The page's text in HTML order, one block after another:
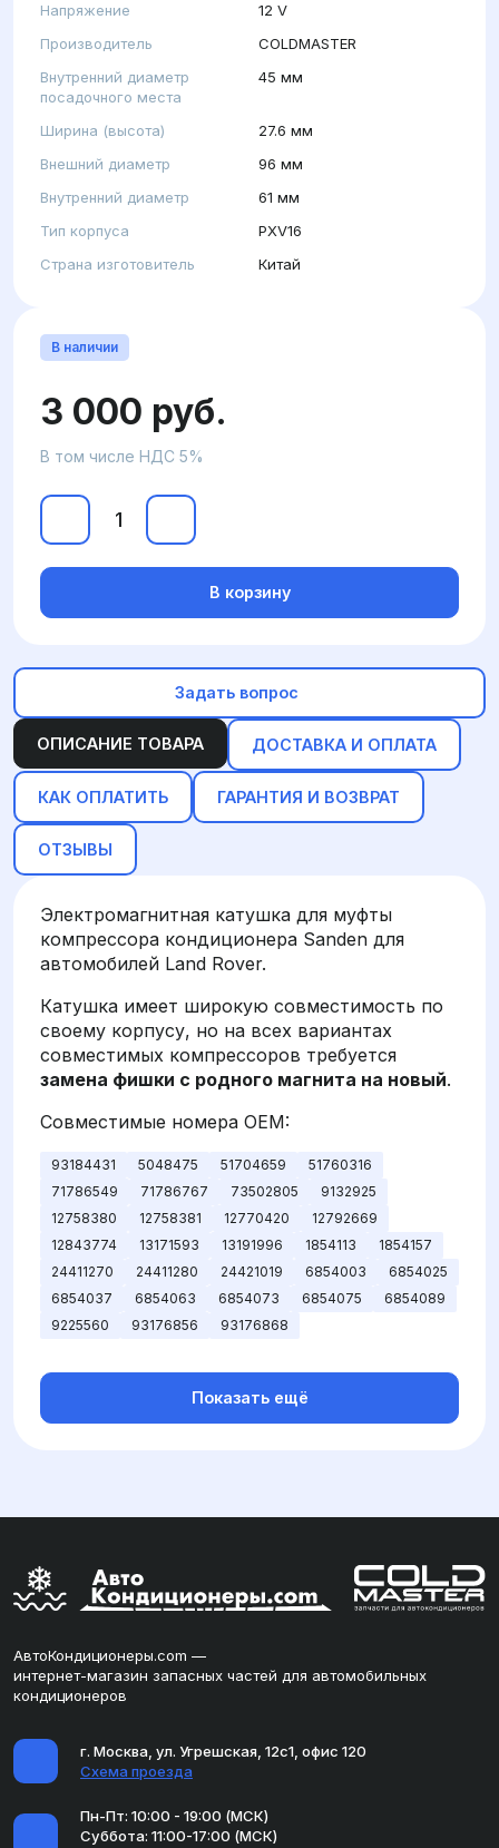
Напряжение
12 V
Производитель
COLDMASTER
Внутренний диаметр
посадочного места
45 мм
Ширина (высота)
27.6 мм
Внешний диаметр
96 мм
Внутренний диаметр
61 мм
Тип корпуса
PXV16
Страна изготовитель
Китай
ОПИСАНИЕ ТОВАРА ДОСТАВКА И ОПЛАТА
КАК ОПЛАТИТЬ ГАРАНТИЯ И ВОЗВРАТ
ОТЗЫВЫ
Электромагнитная катушка для муфты
компрессора кондиционера Sanden для
автомобилей Land Rover.
Катушка имеет широкую совместимость по
своему корпусу, но на всех вариантах
совместимых компрессоров требуется
замена фишки с родного магнита на новый.
Совместимые номера OEM:
93184431 5048475 51704659
51760316
71786549
71786767 73502805
9132925
12758380
12758381 12770420
12792669
12843774
13171593 13191996 1854113
1854157
24411270
24411280 24421019 6854003
6854025
6854037
6854063 6854073 6854075
6854089
9225560
93176856 93176868
Показать ещё
В наличии
3 000 руб.
В том числе НДС 5%
В корзину
Задать вопрос
АвтоКондиционеры.com —
интернет-магазин запасных частей для автомобильных
кондиционеров
г. Москва, ул. Угрешская, 12с1, офис 120
Схема проезда
Пн-Пт: 10:00 - 19:00 (МСК)
Суббота: 11:00-17:00 (МСК)